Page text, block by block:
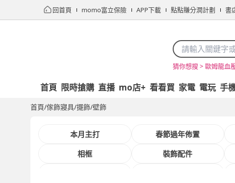
回首頁 momo富立保險 APP下載 點點賺分潤計劃 書
猜你想搜 > 歐姆龍血
首頁 限時搶購 直播 mo店+ 看看買 家電 電玩 手
首頁/傢飾寢具/擺飾/壁飾
本月主打 春節過年佈置
相框
裝飾配件